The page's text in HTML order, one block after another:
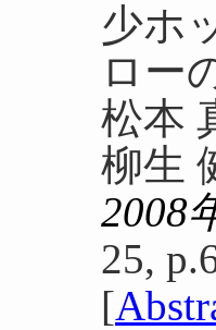
少ホ
ロー
松本
柳生
2008
25,
[